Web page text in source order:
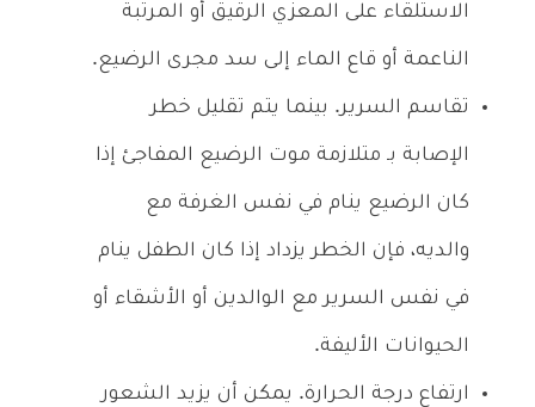
الاستلقاء على المعزي الرقيق أو المرتبة
الناعمة أو قاع الماء إلى سد مجرى الرضيع.
تقاسم السرير. بينما يتم تقليل خطر
الإصابة بـ متلازمة موت الرضيع المفاجئ إذا
كان الرضيع ينام في نفس الغرفة مع
والديه، فإن الخطر يزداد إذا كان الطفل ينام
في نفس السرير مع الوالدين أو الأشقاء أو
الحيوانات الأليفة.
ارتفاع درجة الحرارة. يمكن أن يزيد الشعور